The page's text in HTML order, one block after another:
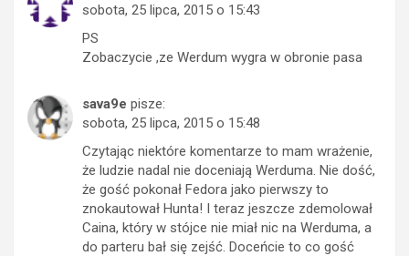
sobota, 25 lipca, 2015 o 15:43
PS
Zobaczycie ,ze Werdum wygra w obronie pasa
sava9e pisze:
sobota, 25 lipca, 2015 o 15:48
Czytając niektóre komentarze to mam wrażenie,
że ludzie nadal nie doceniają Werduma. Nie dość,
że gość pokonał Fedora jako pierwszy to
znokautował Hunta! I teraz jeszcze zdemolował
Caina, który w stójce nie miał nic na Werduma, a
do parteru bał się zejść. Doceńcie to co gość